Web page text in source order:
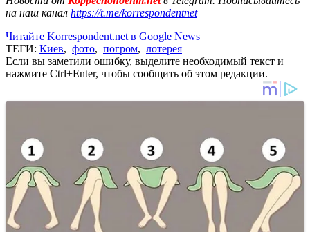
на наш канал https://t.me/korrespondentnet
Читайте Korrespondent.net в Google News
ТЕГИ: Киев, фото, погром, лотерея
Если вы заметили ошибку, выделите необходимый текст и
нажмите Ctrl+Enter, чтобы сообщить об этом редакции.